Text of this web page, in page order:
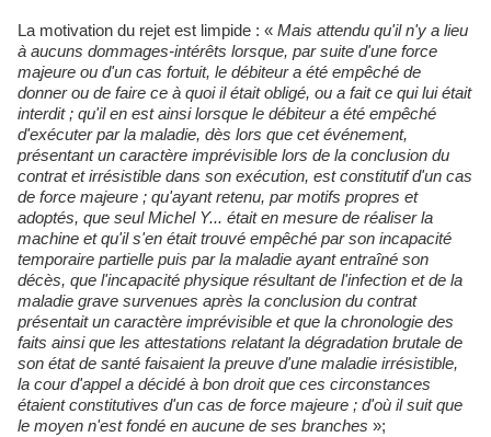
La motivation du rejet est limpide : « Mais attendu qu'il n'y a lieu
à aucuns dommages-intérêts lorsque, par suite d'une force
majeure ou d'un cas fortuit, le débiteur a été empêché de
donner ou de faire ce à quoi il était obligé, ou a fait ce qui lui était
interdit ; qu'il en est ainsi lorsque le débiteur a été empêché
d'exécuter par la maladie, dès lors que cet événement,
présentant un caractère imprévisible lors de la conclusion du
contrat et irrésistible dans son exécution, est constitutif d'un cas
de force majeure ; qu'ayant retenu, par motifs propres et
adoptés, que seul Michel Y... était en mesure de réaliser la
machine et qu'il s'en était trouvé empêché par son incapacité
temporaire partielle puis par la maladie ayant entraîné son
décès, que l'incapacité physique résultant de l'infection et de la
maladie grave survenues après la conclusion du contrat
présentait un caractère imprévisible et que la chronologie des
faits ainsi que les attestations relatant la dégradation brutale de
son état de santé faisaient la preuve d'une maladie irrésistible,
la cour d'appel a décidé à bon droit que ces circonstances
étaient constitutives d'un cas de force majeure ; d'où il suit que
le moyen n'est fondé en aucune de ses branches »;